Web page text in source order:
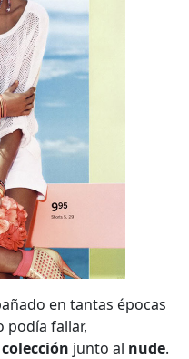
en tantas épocas
podía fallar,
junto al nude.